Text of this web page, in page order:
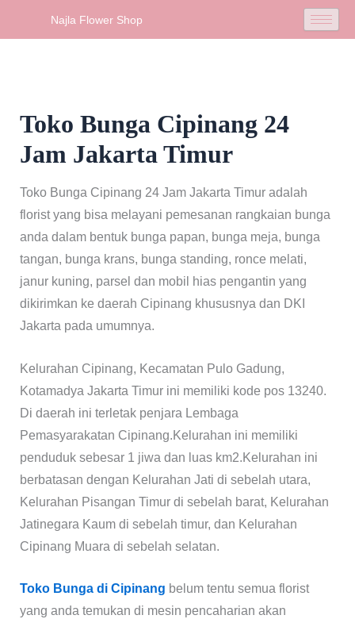
Najla Flower Shop
Toko Bunga Cipinang 24
Jam Jakarta Timur
Toko Bunga Cipinang 24 Jam Jakarta Timur adalah
florist yang bisa melayani pemesanan rangkaian bunga
anda dalam bentuk bunga papan, bunga meja, bunga
tangan, bunga krans, bunga standing, ronce melati,
janur kuning, parsel dan mobil hias pengantin yang
dikirimkan ke daerah Cipinang khususnya dan DKI
Jakarta pada umumnya.
Kelurahan Cipinang, Kecamatan Pulo Gadung,
Kotamadya Jakarta Timur ini memiliki kode pos 13240.
Di daerah ini terletak penjara Lembaga
Pemasyarakatan Cipinang.Kelurahan ini memiliki
penduduk sebesar 1 jiwa dan luas km2.Kelurahan ini
berbatasan dengan Kelurahan Jati di sebelah utara,
Kelurahan Pisangan Timur di sebelah barat, Kelurahan
Jatinegara Kaum di sebelah timur, dan Kelurahan
Cipinang Muara di sebelah selatan.
Toko Bunga di Cipinang belum tentu semua florist
yang anda temukan di mesin pencaharian akan